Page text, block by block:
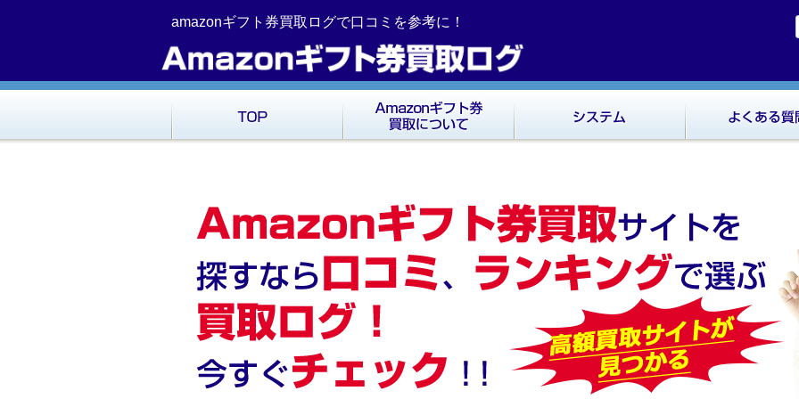
ン
テ
ン
ツ
へ
移
to
navigation
amazonギフト券買取ログで口コミを参考に！